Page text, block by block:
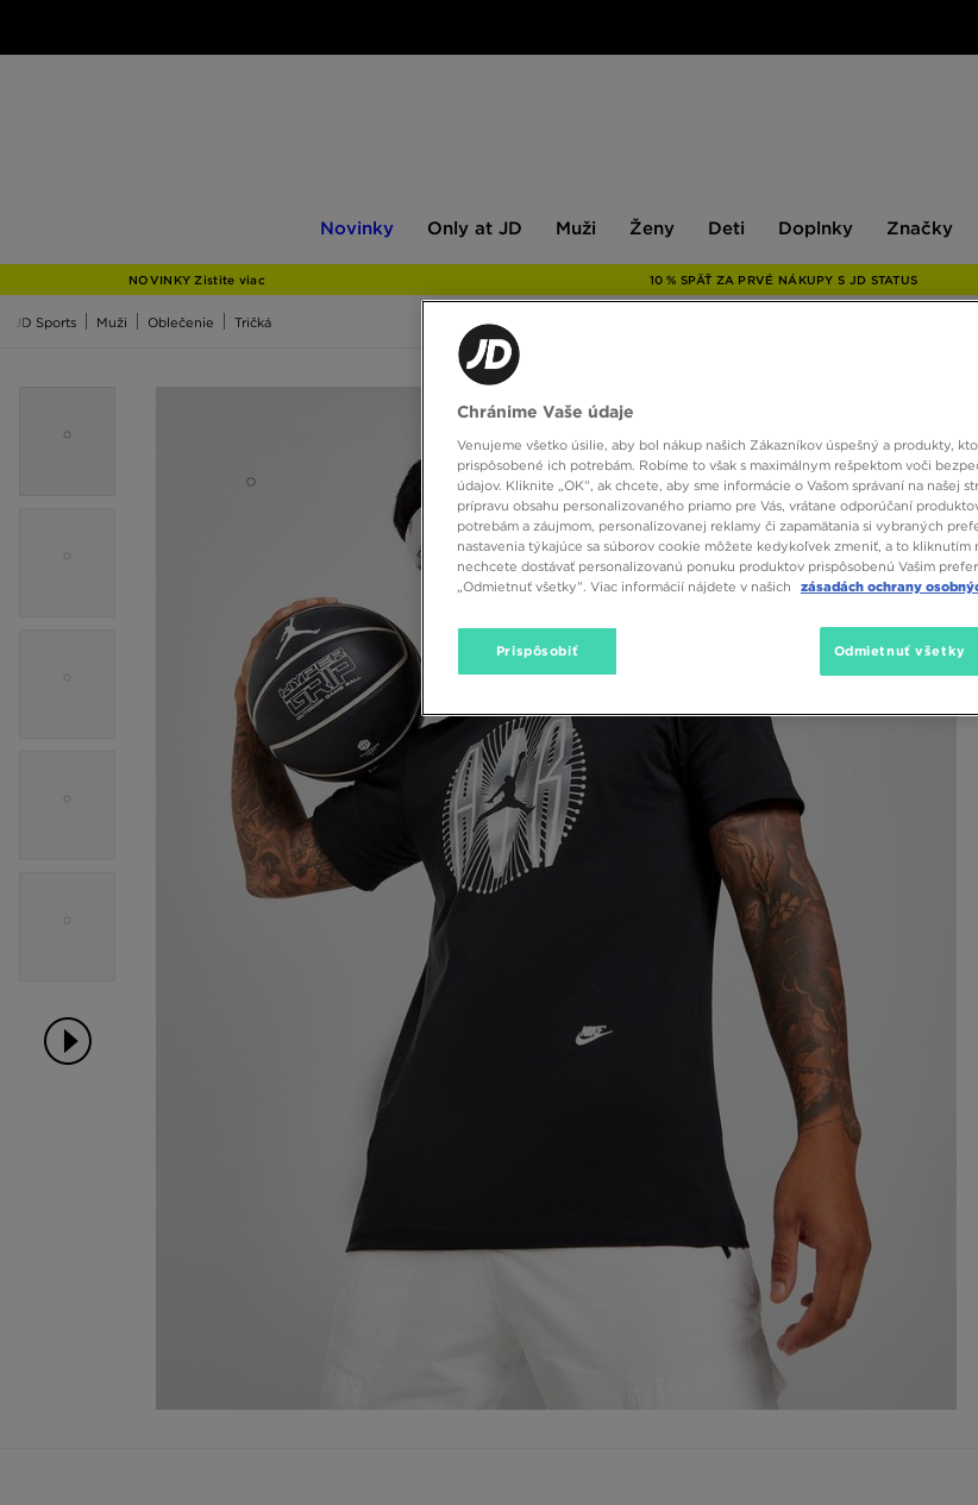
Novinky
JD
Only at JD Muži Ženy Deti Doplnky Značky
NOVINKY Zistite viac 10 % SPÄŤ ZA PRVÉ NÁKUPY S JD STATUS
JD Sports Muži Oblečenie Tričká
Chránime Vaše údaje
Venujeme všetko úsilie, aby bol nákup našich Zákazníkov úspešný a produkty,
prispôsobené ich potrebám. Robíme to však s maximálnym rešpektom voči
údajov. Kliknite „OK”, ak chcete, aby sme informácie o Vašom správaní na našej
prípravu obsahu personalizovaného priamo pre Vás, vrátane odporúčaní
potrebám a záujmom, personalizovanej reklamy či zapamätania si vybraných
nastavenia týkajúce sa súborov cookie môžete kedykoľvek zmeniť, a to kliknutím
nechcete dostávať personalizovanú ponuku produktov prispôsobenú Vašim
„Odmietnuť všetky”. Viac informácií nájdete v našich
zásadách ochrany
Prispôsobiť Odmietnuť všetky